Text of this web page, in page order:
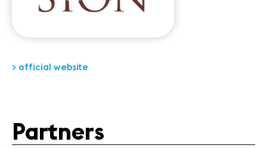
News
> official website
Partners